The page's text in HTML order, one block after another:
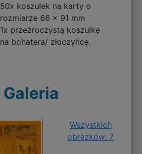
50x koszulek na karty o
rozmiarze 66 x 91 mm
1x przeźroczystą koszulkę
na bohatera/ złoczyńcę.
Galeria
Wszystkich
obrazków: 7